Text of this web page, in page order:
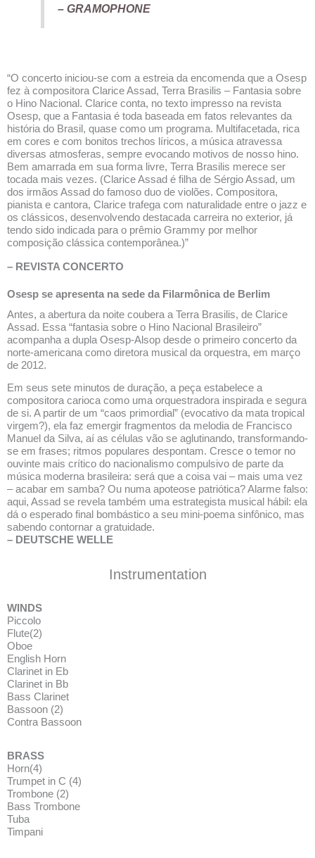
– GRAMOPHONE
“O concerto iniciou-se com a estreia da encomenda que a Osesp
fez à compositora Clarice Assad, Terra Brasilis – Fantasia sobre
o Hino Nacional. Clarice conta, no texto impresso na revista
Osesp, que a Fantasia é toda baseada em fatos relevantes da
história do Brasil, quase como um programa. Multifacetada, rica
em cores e com bonitos trechos líricos, a música atravessa
diversas atmosferas, sempre evocando motivos de nosso hino.
Bem amarrada em sua forma livre, Terra Brasilis merece ser
tocada mais vezes. (Clarice Assad é filha de Sérgio Assad, um
dos irmãos Assad do famoso duo de violões. Compositora,
pianista e cantora, Clarice trafega com naturalidade entre o jazz e
os clássicos, desenvolvendo destacada carreira no exterior, já
tendo sido indicada para o prêmio Grammy por melhor
composição clássica contemporânea.)”
– REVISTA CONCERTO
Osesp se apresenta na sede da Filarmônica de Berlim
Antes, a abertura da noite coubera a Terra Brasilis, de Clarice
Assad. Essa “fantasia sobre o Hino Nacional Brasileiro”
acompanha a dupla Osesp-Alsop desde o primeiro concerto da
norte-americana como diretora musical da orquestra, em março
de 2012.
Em seus sete minutos de duração, a peça estabelece a
compositora carioca como uma orquestradora inspirada e segura
de si. A partir de um “caos primordial” (evocativo da mata tropical
virgem?), ela faz emergir fragmentos da melodia de Francisco
Manuel da Silva, aí as células vão se aglutinando, transformando-
se em frases; ritmos populares despontam. Cresce o temor no
ouvinte mais crítico do nacionalismo compulsivo de parte da
música moderna brasileira: será que a coisa vai – mais uma vez
– acabar em samba? Ou numa apoteose patriótica? Alarme falso:
aqui, Assad se revela também uma estrategista musical hábil: ela
dá o esperado final bombástico a seu mini-poema sinfônico, mas
sabendo contornar a gratuidade.
– DEUTSCHE WELLE
Instrumentation
WINDS
Piccolo
Flute(2)
Oboe
English Horn
Clarinet in Eb
Clarinet in Bb
Bass Clarinet
Bassoon (2)
Contra Bassoon
BRASS
Horn(4)
Trumpet in C (4)
Trombone (2)
Bass Trombone
Tuba
Timpani